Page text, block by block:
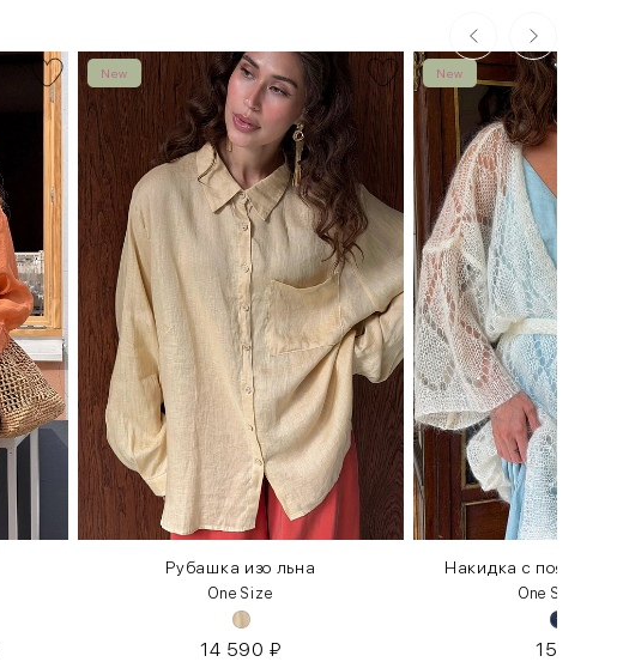
New
Рубашка изо льна
One Size
14 590 ₽
New
Накидка с поясом
One Size
15 290